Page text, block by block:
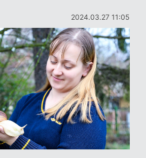
2024.03.27 11:05